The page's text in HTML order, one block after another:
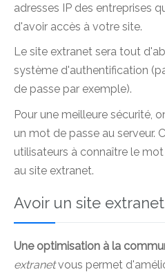
adresses IP des entreprises
d'avoir accès à votre site.
Le site extranet sera tout
système d'authentification
de passe par exemple).
Pour une meilleure sécurité,
un mot de passe au serveur.
utilisateurs à connaître le
au site extranet.
Avoir un site
Une optimisation à la
extranetvous permet